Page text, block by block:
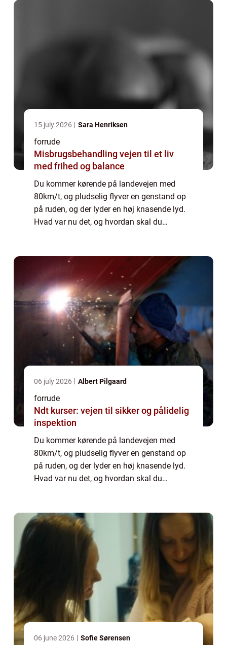
15 july 2026 Sara Henriksen
forrude
Misbrugsbehandling vejen til et liv
med frihed og balance
Du kommer kørende på landevejen med
80km/t, og pludselig flyver en genstand op
på ruden, og der lyder en høj knasende lyd.
Hvad var nu det, og hvordan skal du
06 july 2026 Albert Pilgaard
forrude
Ndt kurser: vejen til sikker og pålidelig
inspektion
Du kommer kørende på landevejen med
80km/t, og pludselig flyver en genstand op
på ruden, og der lyder en høj knasende lyd.
Hvad var nu det, og hvordan skal du
06 june 2026 Sofie Sørensen